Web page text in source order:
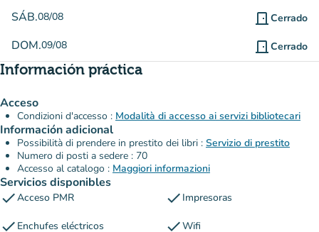
SÁB.08/08 door_front Cerrado
DOM.09/08 door_front Cerrado
Información práctica
Acceso
Condizioni d'accesso : Modalità di accesso ai servizi bibliotecari
Información adicional
Possibilità di prendere in prestito dei libri : Servizio di prestito
Numero di posti a sedere : 70
Accesso al catalogo : Maggiori informazioni
Servicios disponibles
checkAcceso PMR check Impresoras
check Enchufes eléctricos checkWifi